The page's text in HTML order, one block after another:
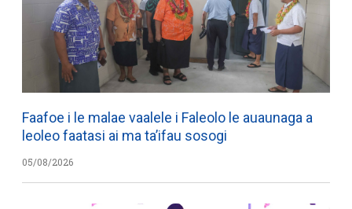
Faafoe i le malae vaalele i Faleolo le auaunaga a
leoleo faatasi ai ma ta’ifau sosogi
05/08/2026